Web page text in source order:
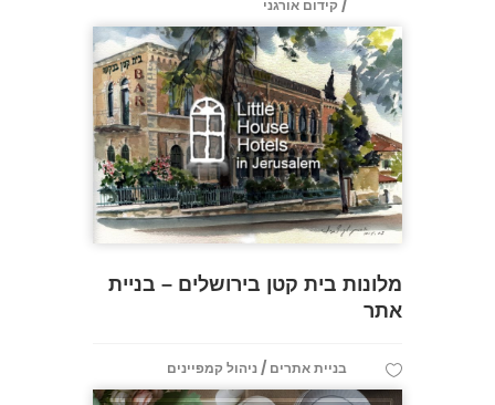
/ קידום אורגני
מלונות בית קטן בירושלים – בניית
אתר
בניית אתרים / ניהול קמפיינים